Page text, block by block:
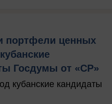
портфели ценных
Госдумы от «СР»
кубанские кандидаты